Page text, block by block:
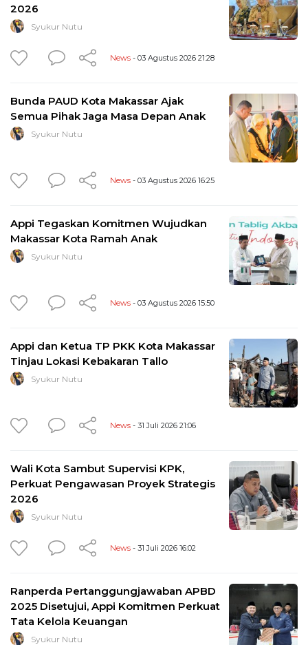
2026
Syukur Nutu
News - 03 Agustus 2026 21:28
Bunda PAUD Kota Makassar Ajak
Semua Pihak Jaga Masa Depan Anak
Syukur Nutu
News - 03 Agustus 2026 16:25
Appi Tegaskan Komitmen Wujudkan
Makassar Kota Ramah Anak
Syukur Nutu
News - 03 Agustus 2026 15:50
Appi dan Ketua TP PKK Kota Makassar
Tinjau Lokasi Kebakaran Tallo
Syukur Nutu
News - 31 Juli 2026 21:06
Wali Kota Sambut Supervisi KPK,
Perkuat Pengawasan Proyek Strategis
2026
Syukur Nutu
News - 31 Juli 2026 16:02
Ranperda Pertanggungjawaban APBD
2025 Disetujui, Appi Komitmen Perkuat
Tata Kelola Keuangan
Syukur Nutu